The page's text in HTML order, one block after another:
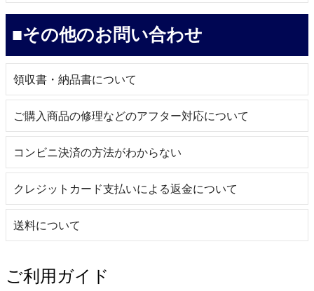
■その他のお問い合わせ
領収書・納品書について
ご購入商品の修理などのアフター対応について
コンビニ決済の方法がわからない
クレジットカード支払いによる返金について
送料について
ご利用ガイド